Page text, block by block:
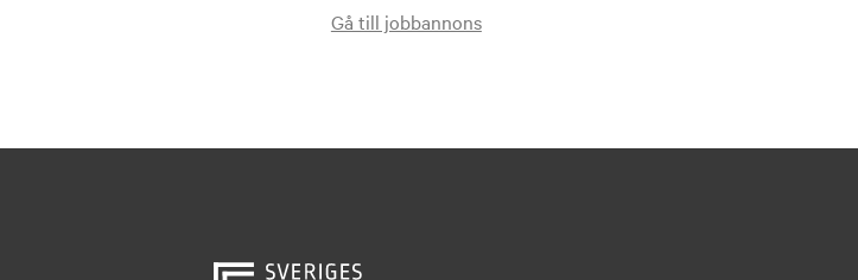
Gå till jobbannons